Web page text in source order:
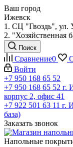
Ваш город
Ижевск
1. СЦ "Гвоздь", ул.
2. "Хозяйственная
Поиск
Сравнение0
Войти
+7 950 168 65 52
+7 950 168 65 52 г.
корпус 2, офис 41
+7 922 501 63 11 г.
база)
Заказать звонок
Напольные